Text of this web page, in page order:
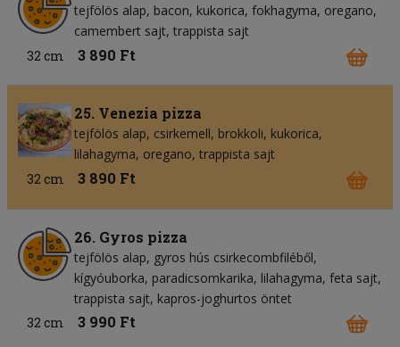
tejfölös alap bacon kukorica fokhagyma oregano
camembert sajt trappista sajt
32 cm
3 890 Ft
25. Venezia pizza
tejfölös alap csirkemell brokkoli kukorica
lilahagyma oregano trappista sajt
32 cm
3 890 Ft
26. Gyros pizza
tejfölös alap gyros hús csirkecombfiléből
kígyóuborka paradicsomkarika lilahagyma feta sajt
trappista sajt kapros-joghurtos öntet
32 cm
3 990 Ft